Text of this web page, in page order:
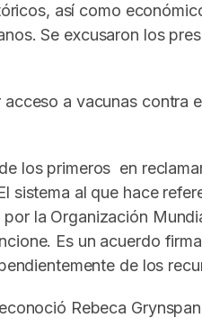
así como
Se excusaron los
a vacunas
los primeros en
sistema al que hace
la Organización
Es un acuerdo
de los
Rebeca